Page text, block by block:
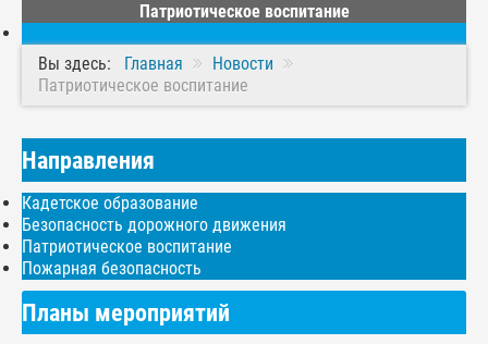
Патриотическое воспитание
Вы здесь: Главная
Новости
Патриотическое воспитание
Направления
Кадетское образование
Безопасность дорожного движения
Патриотическое воспитание
Пожарная безопасность
Планы мероприятий